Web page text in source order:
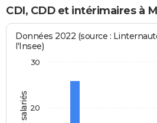
CDI, CDD et intérimaires à
Données 2022 (source :
l'Insee)
20
30